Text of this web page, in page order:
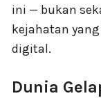
ini — bukan
kejahatan
digital.
Dunia